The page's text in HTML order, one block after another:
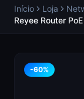
Início Loja
Reyee Router
-60%